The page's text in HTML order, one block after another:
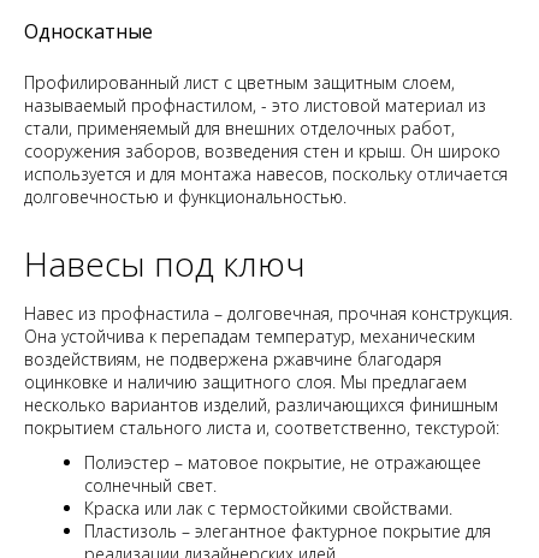
Односкатные
Профилированный лист с цветным защитным слоем,
называемый профнастилом, - это листовой материал из
стали, применяемый для внешних отделочных работ,
сооружения заборов, возведения стен и крыш. Он широко
используется и для монтажа навесов, поскольку отличается
долговечностью и функциональностью.
Навесы под ключ
Навес из профнастила – долговечная, прочная конструкция.
Она устойчива к перепадам температур, механическим
воздействиям, не подвержена ржавчине благодаря
оцинковке и наличию защитного слоя. Мы предлагаем
несколько вариантов изделий, различающихся финишным
покрытием стального листа и, соответственно, текстурой:
Полиэстер – матовое покрытие, не отражающее
солнечный свет.
Краска или лак с термостойкими свойствами.
Пластизоль – элегантное фактурное покрытие для